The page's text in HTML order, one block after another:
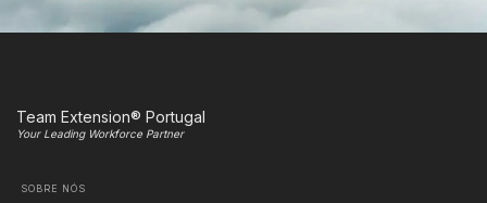
Team Extension® Portugal
Your Leading Workforce Partner
SOBRE NÓS